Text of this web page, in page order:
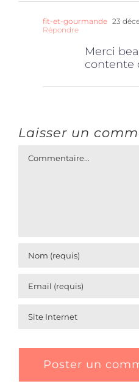
fit-et-gourmande 23
Répondre
Merci
contente
Laisser un